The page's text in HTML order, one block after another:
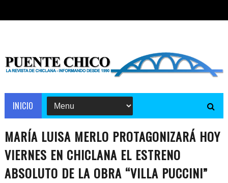
INICIO
MARÍA LUISA MERLO PROTAGONIZARÁ HOY
VIERNES EN CHICLANA EL ESTRENO
ABSOLUTO DE LA OBRA “VILLA PUCCINI”